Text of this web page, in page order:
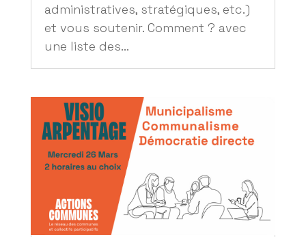
administratives, stratégiques, etc.)
et vous soutenir. Comment ? avec
une liste des...